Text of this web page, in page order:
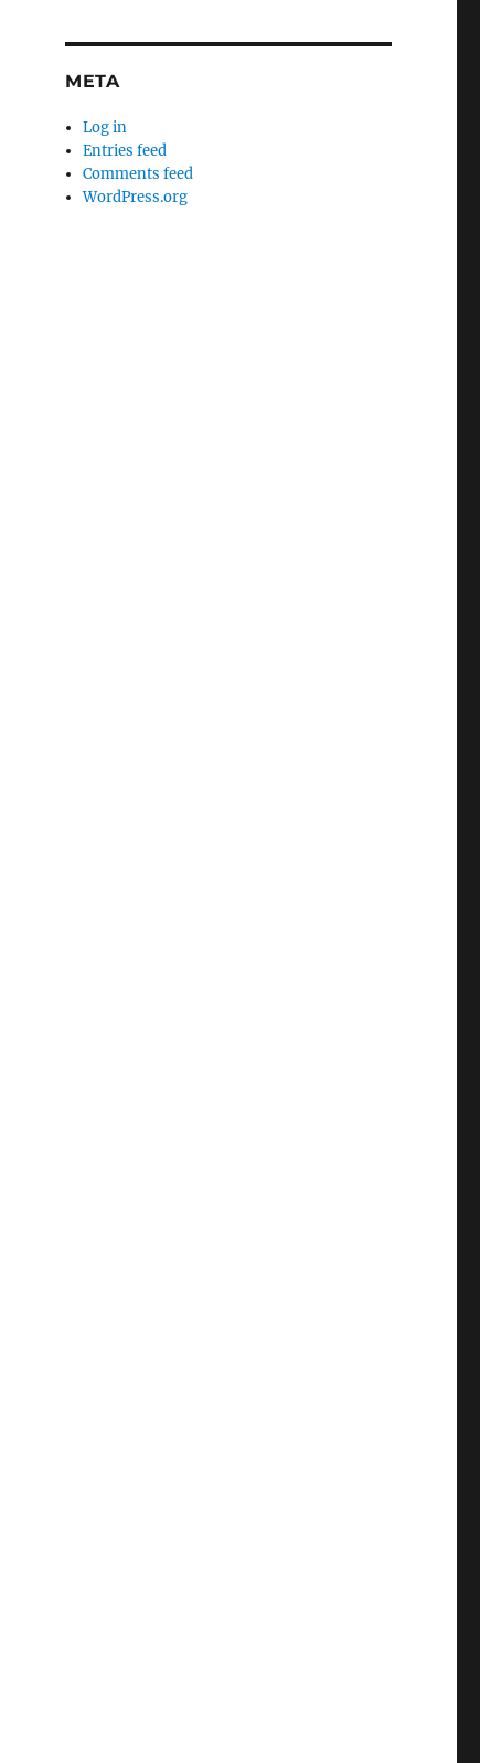
META
Log in
Entries feed
Comments feed
WordPress.org